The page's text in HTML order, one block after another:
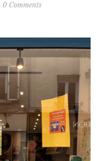
0 Comments